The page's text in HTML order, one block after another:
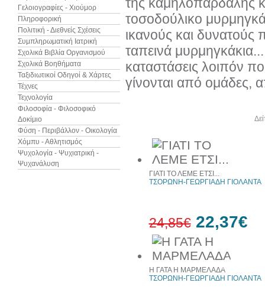
Γελοιογραφίες - Χιούμορ
Πληροφορική
Πολιτική - Διεθνείς Σχέσεις
Συμπληρωματική Ιατρική
Σχολικά Βιβλία Οργανισμού
Σχολικά Βοηθήματα
Ταξιδιωτικοί Οδηγοί & Χάρτες
Τέχνες
Τεχνολογία
Φιλοσοφία - Φιλοσοφικό
Δοκίμιο
Φύση - Περιβάλλον - Οικολογία
Χόμπυ - Αθλητισμός
Ψυχολογία - Ψυχιατρική -
Ψυχανάλυση
τοσοδούλικο
ικανούς και δυνατούς
ταπεινά
καταστάσεις λοιπόν
γίνονται από ομάδες,
10%
έκπτωση
ΓΙΑΤΙ ΤΟ ΛΕΜΕ ΕΤΣΙ...
ΤΣΟΡΩΝΗ-ΓΕΩΡΓΙΑΔΗ ΓΙΟΛΑΝΤΑ
24,85€ 22,37€
Η ΓΑΤΑ Η ΜΑΡΜΕΛΑΔΑ
ΤΣΟΡΩΝΗ-ΓΕΩΡΓΙΑΔΗ ΓΙΟΛΑΝΤΑ